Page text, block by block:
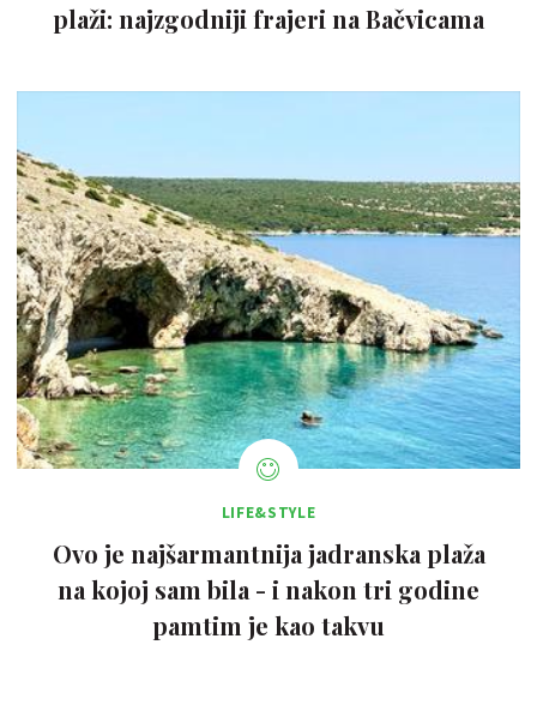
plaži: najzgodniji frajeri na Bačvicama
LIFE&STYLE
Ovo je najšarmantnija jadranska plaža
na kojoj sam bila - i nakon tri godine
pamtim je kao takvu